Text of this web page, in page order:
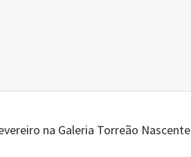
na Galeria Torreão Nascente